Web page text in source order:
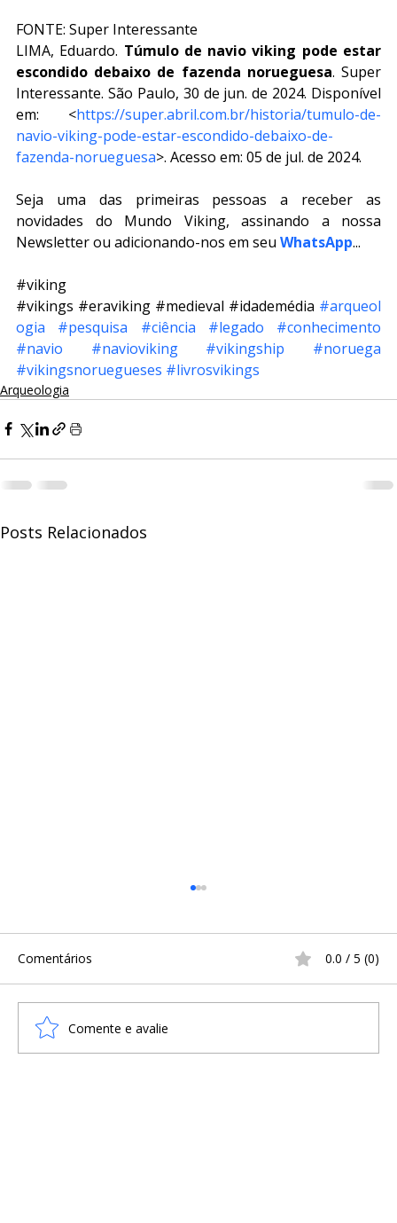
FONTE: Super Interessante
LIMA, Eduardo. Túmulo de navio viking pode estar
escondido debaixo de fazenda norueguesa. Super
Interessante. São Paulo, 30 de jun. de 2024. Disponível
em: <https://super.abril.com.br/historia/tumulo-de-
navio-viking-pode-estar-escondido-debaixo-de-
fazenda-norueguesa>. Acesso em: 05 de jul. de 2024.
Seja uma das primeiras pessoas a receber as
novidades do Mundo Viking, assinando a nossa
Newsletter ou adicionando-nos em seu WhatsApp...
#viking
#vikings #eraviking #medieval #idademédia #arqueol
ogia
#pesquisa #ciência #legado
#conhecimento
#navio
#navioviking #vikingship
#noruega
#vikingsnoruegueses #livrosvikings
Arqueologia
Posts Relacionados
Comentários 0.0 / 5 (0)
Comente e avalie